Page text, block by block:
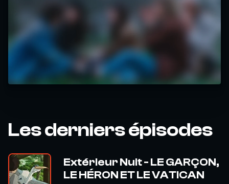
Les derniers épisodes
Extérieur Nuit - LE GARÇON,
LE HÉRON ET LE VATICAN